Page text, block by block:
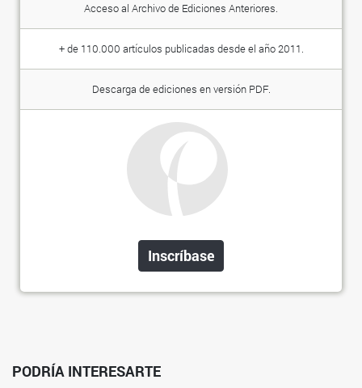
Acceso al Archivo de Ediciones Anteriores.
+ de 110.000 artículos publicadas desde el año 2011.
Descarga de ediciones en versión PDF.
Inscríbase
PODRÍA INTERESARTE